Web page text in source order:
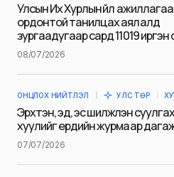
тэмдэглэсэн
Сэтгэгдэл*
Name
Улсын Их Хурлын үйл
ордонтой танилцах аялалд
зургаадугаар сард 11019
08/07/2026
ОНЦЛОХ НИЙТЛЭЛ УЛС ТӨР
Эрхтэн, эд, эс шилжүүлэн
хуулийг ердийн журмаар
07/07/2026